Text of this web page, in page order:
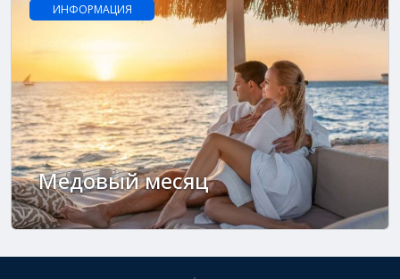
ИНФОРМАЦИЯ
Медовый месяц